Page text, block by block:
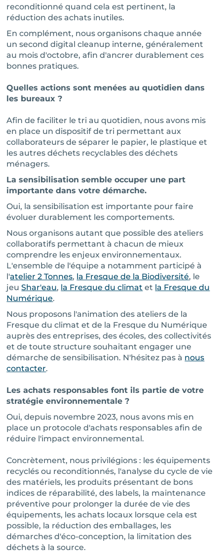
reconditionné quand cela est pertinent, la
réduction des achats inutiles.
En complément, nous organisons chaque année
un second digital cleanup interne, généralement
au mois d'octobre, afin d'ancrer durablement ces
bonnes pratiques.
Quelles actions sont menées au quotidien dans
les bureaux ?
Afin de faciliter le tri au quotidien, nous avons mis
en place un dispositif de tri permettant aux
collaborateurs de séparer le papier, le plastique et
les autres déchets recyclables des déchets
ménagers.
La sensibilisation semble occuper une part
importante dans votre démarche.
Oui, la sensibilisation est importante pour faire
évoluer durablement les comportements.
Nous organisons autant que possible des ateliers
collaboratifs permettant à chacun de mieux
comprendre les enjeux environnementaux.
L'ensemble de l'équipe a notamment participé à
l'atelier 2 Tonnes, la Fresque de la Biodiversité, le
jeuShar'eau, la Fresque du climat et la Fresque du
Numérique.
Nous proposons l'animation des ateliers de la
Fresque du climat et de la Fresque du Numérique
auprès des entreprises, des écoles, des collectivités
et de toute structure souhaitant engager une
démarche de sensibilisation. N'hésitez pas à nous
contacter.
Les achats responsables font ils partie de votre
stratégie environnementale ?
Oui, depuis novembre 2023, nous avons mis en
place un protocole d'achats responsables afin de
réduire l'impact environnemental.
Concrètement, nous privilégions : les équipements
recyclés ou reconditionnés, l'analyse du cycle de vie
des matériels, les produits présentant de bons
indices de réparabilité, des labels, la maintenance
préventive pour prolonger la durée de vie des
équipements, les achats locaux lorsque cela est
possible, la réduction des emballages, les
démarches d'éco-conception, la limitation des
déchets à la source.